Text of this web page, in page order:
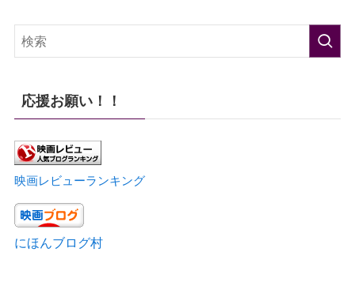
応援お願い！！
映画レビューランキング
にほんブログ村